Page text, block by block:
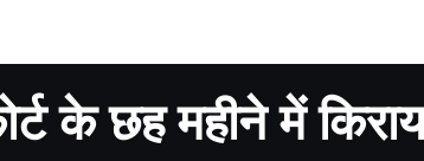
के छह महीने में